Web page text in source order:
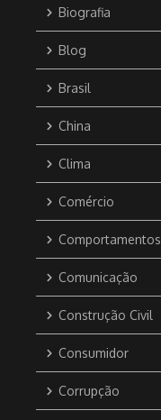
Biografia
Blog
Brasil
China
Clima
Comércio
Comportamentos
Comunicação
Construção Civil
Consumidor
Corrupção